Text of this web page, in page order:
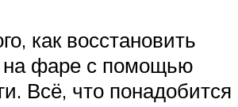
как восстановить
на фаре с помощью
Всё, что понадобится